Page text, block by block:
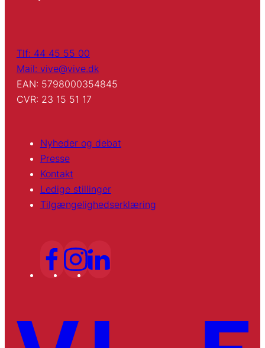
Tlf: 44 45 55 00
Mail: vive@vive.dk
EAN: 5798000354845
CVR: 23 15 51 17
Nyheder og debat
Presse
Kontakt
Ledige stillinger
Tilgængelighedserklæring